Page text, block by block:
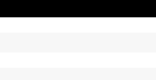
Συνταγές
Κινέζικο Ωροσκόπιο